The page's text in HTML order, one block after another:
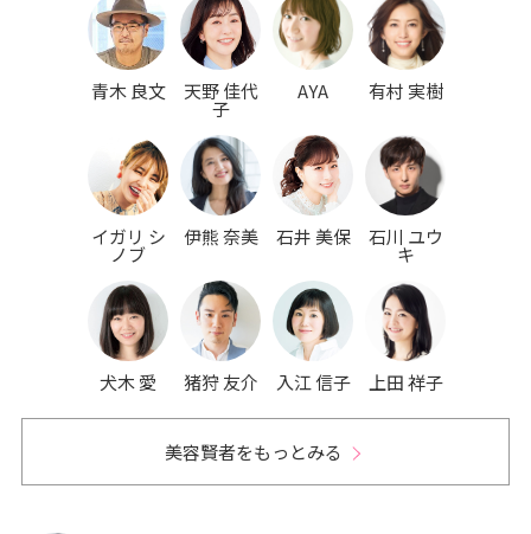
青木 良文 天野 佳代
子
AYA 有村 実樹
イガリ シ
ノブ
伊熊 奈美 石井 美保 石川 ユウ
キ
犬木 愛 猪狩 友介 入江 信子 上田 祥子
美容賢者をもっとみる